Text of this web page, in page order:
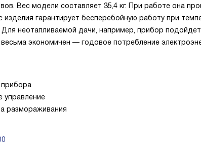
Вес модели составляет 35,4 кг. При работе она
изделия гарантирует бесперебойную работу при
неотапливаемой дачи, например, прибор
экономичен — годовое потребление
управление
размораживания